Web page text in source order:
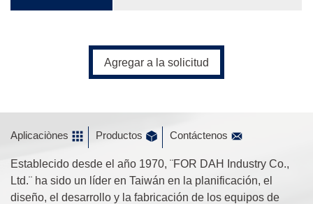
Agregar a la solicitud
Aplicaciònes Productos Contáctenos
Establecido desde el año 1970, ¨FOR DAH Industry Co.,
Ltd.¨ ha sido un líder en Taiwán en la planificación, el
diseño, el desarrollo y la fabricación de los equipos de